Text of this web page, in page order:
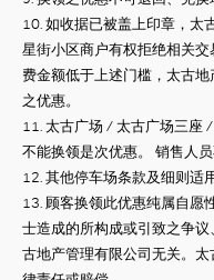
10. 如收据已被盖上印章，太
星街小区商户有权拒绝相关
费金额低于上述门槛，太古
之优惠。
11. 太古广场 / 太古广场三座
不能换领是次优惠。
销售人
12. 其他停车场条款及细则适用
13. 顾客换领此优惠纯属自愿
士造成的所构成或引致之争议
古地产管理有限公司无关。